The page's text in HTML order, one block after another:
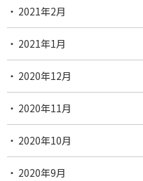
2021年2月
2021年1月
2020年12月
2020年11月
2020年10月
2020年9月